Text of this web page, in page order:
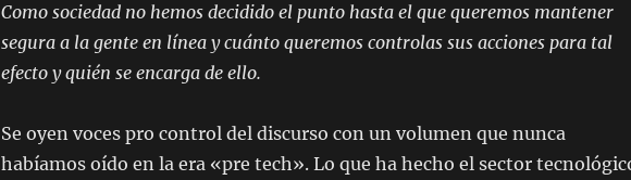
Como sociedad no hemos decidido el punto hasta el que queremos mantener
segura a la gente en línea y cuánto queremos controlas sus acciones para tal
efecto y quién se encarga de ello.
Se oyen voces pro control del discurso con un volumen que nunca
habíamos oído en la era «pre tech». Lo que ha hecho el sector